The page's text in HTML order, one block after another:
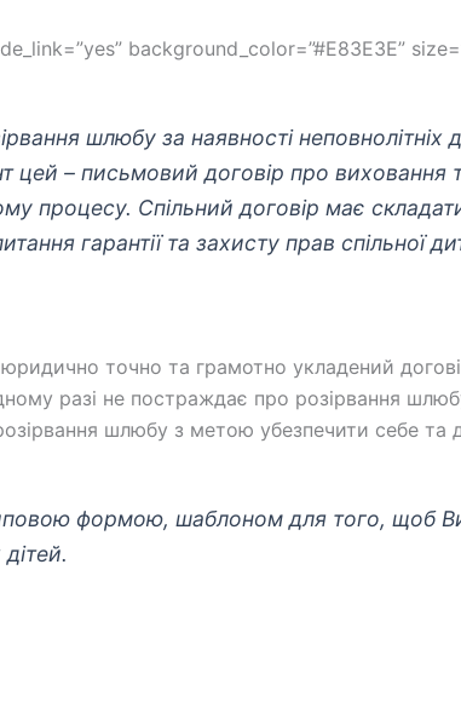
background_color=”#E83E3E”
шлюбу за наявності
– письмовий договір про виховання
процесу. Спільний договір має
гарантії та захисту прав спільної
точно та грамотно укладений
разі не постраждає про розірвання
шлюбу з метою убезпечити себе та
формою, шаблоном для того, щоб Ви